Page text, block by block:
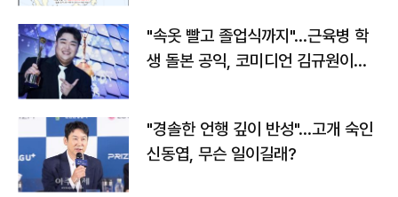
"속옷 빨고 졸업식까지"…근육병 학
생 돌본 공익, 코미디언 김규원이었
"경솔한 언행 깊이 반성"…고개 숙인
신동엽, 무슨 일이길래?